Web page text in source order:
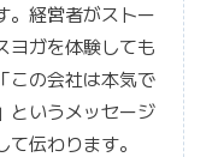
。経営者がストー
ヨガを体験しても
この会社は本気で
というメッセージ
伝わります。